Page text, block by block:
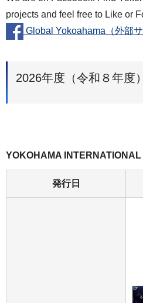
projects and feel free to Like or
Global Yokoahama（外部サ
2026年度（令和８年度
YOKOHAMA
発行日